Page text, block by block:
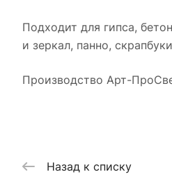
Подходит для гипса,
и зеркал, панно,
Производство Арт-
Назад к списку